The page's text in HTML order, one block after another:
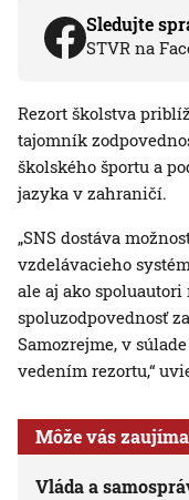
Sledujte
STVR na
Rezort školstva
tajomník
školského športu a
jazyka v zahraničí.
„SNS dostáva
vzdelávacieho
ale aj ako
spoluzodpovednosť
Samozrejme, v
vedením rezortu,“
Môže vás
Vláda a